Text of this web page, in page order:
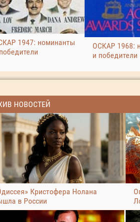
1947: номинанты
ОСКАР 1968:
и победители
НОВОСТЕЙ
Кристофера Нолана
в России